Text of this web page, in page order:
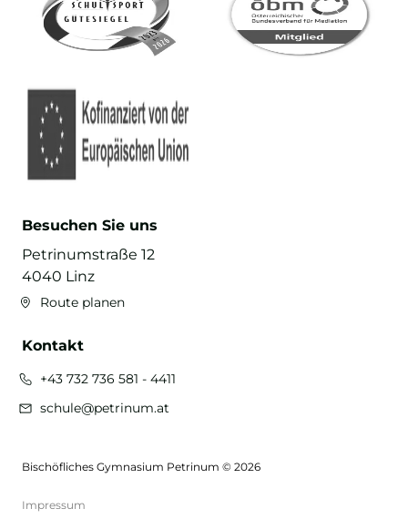
Besuchen Sie uns
Petrinumstraße 12
4040 Linz
Route planen
Kontakt
+43 732 736 581 - 4411
schule@petrinum.at
Bischöfliches Gymnasium Petrinum © 2026
Impressum